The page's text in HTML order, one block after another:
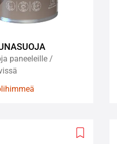
paneeleille /
Add